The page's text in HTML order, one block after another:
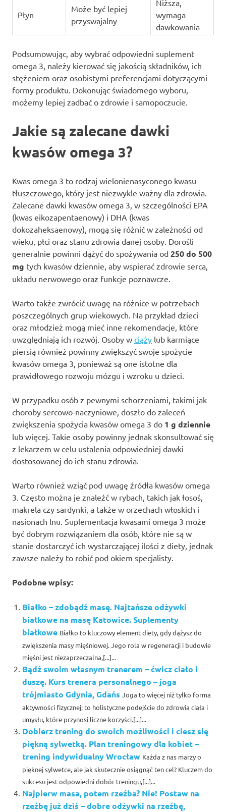
Płyn
Może być lepiej
przyswajalny
Niższa,
wymaga
dawkowania
Podsumowując, aby wybrać odpowiedni suplement
omega 3, należy kierować się jakością składników, ich
stężeniem oraz osobistymi preferencjami dotyczącymi
formy produktu. Dokonując świadomego wyboru,
możemy lepiej zadbać o zdrowie i samopoczucie.
Jakie są zalecane dawki
kwasów omega 3?
Kwas omega 3 to rodzaj wielonienasyconego kwasu
tłuszczowego, który jest niezwykle ważny dla zdrowia.
Zalecane dawki kwasów omega 3, w szczególności EPA
(kwas eikozapentaenowy) i DHA (kwas
dokozaheksaenowy), mogą się różnić w zależności od
wieku, płci oraz stanu zdrowia danej osoby. Dorośli
generalnie powinni dążyć do spożywania od 250 do 500
mg tych kwasów dziennie, aby wspierać zdrowie serca,
układu nerwowego oraz funkcje poznawcze.
Warto także zwrócić uwagę na różnice w potrzebach
poszczególnych grup wiekowych. Na przykład dzieci
oraz młodzież mogą mieć inne rekomendacje, które
uwzględniają ich rozwój. Osoby w ciąży lub karmiące
piersią również powinny zwiększyć swoje spożycie
kwasów omega 3, ponieważ są one istotne dla
prawidłowego rozwoju mózgu i wzroku u dzieci.
W przypadku osób z pewnymi schorzeniami, takimi jak
choroby sercowo-naczyniowe, doszło do zaleceń
zwiększenia spożycia kwasów omega 3 do 1 g dziennie
lub więcej. Takie osoby powinny jednak skonsultować się
z lekarzem w celu ustalenia odpowiedniej dawki
dostosowanej do ich stanu zdrowia.
Warto również wziąć pod uwagę źródła kwasów omega
3. Często można je znaleźć w rybach, takich jak łosoś,
makrela czy sardynki, a także w orzechach włoskich i
nasionach lnu. Suplementacja kwasami omega 3 może
być dobrym rozwiązaniem dla osób, które nie są w
stanie dostarczyć ich wystarczającej ilości z diety, jednak
zawsze należy to robić pod okiem specjalisty.
Podobne wpisy:
Białko – zdobądź masę. Najtańsze odżywki
białkowe na masę Katowice. Suplementy
białkowe Białko to kluczowy element diety, gdy dążysz do
zwiększenia masy mięśniowej. Jego rola w regeneracji i budowie
mięśni jest niezaprzeczalna,[...]...
Bądź swoim własnym trenerem – ćwicz ciało i
duszę. Kurs trenera personalnego – joga
trójmiasto Gdynia, Gdańs Joga to więcej niż tylko forma
aktywności fizycznej; to holistyczne podejście do zdrowia ciała i
umysłu, które przynosi liczne korzyści.[...]...
Dobierz trening do swoich możliwości i ciesz się
piękną sylwetką. Plan treningowy dla kobiet –
trening indywidualny Wrocław Każda z nas marzy o
pięknej sylwetce, ale jak skutecznie osiągnąć ten cel? Kluczem do
sukcesu jest odpowiedni dobór treningu,[...]...
Najpierw masa, potem rzeźba? Nie! Postaw na
rzeźbę już dziś – dobre odżywki na rzeźbę,